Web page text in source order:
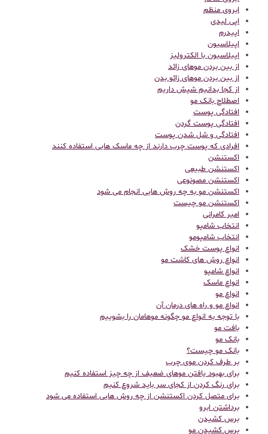
ابروی منظم
اپی لیدی
اپیدرم
اپیلاسیون
اپیلاسیون با الکترولیز
از بین بردن موهای زائد
از بین بردن موهای زائو بدن
از کجا بدانیم شپش داریم
اصطلاح بانک مو
افتادگی پوست
افتادگی پوست گردن
افتادگی و شل شدن پوست
افرادی که پوست چرب دارند از چه ماسک هایی استفاده کنند
اکستنشن
اکستنشن طبیعی
اکستنشن مصونوعی
اکستنشن مو به چه روش هایی انجام می شود
اکستنشن مو چیست
امیر کامرانی
انتخاب شامپو
انتخاب شامپومو
انواع پوست خشک
انواع روش های کاشت مو
انواع شامپو
انواع ماسک
انواع مو
انواع مو و راه های درمان آن
با توجه به انواع مو چگونه موهامان را بشوییم
بافت مو
بانک مو
بانک مو چیست؟
بر طرف کردن موی چرب
برای بهبود یافتن موهای ضعیف از چه چیز استفاده کنیم
برای رنگ کردن از کجای سر باید شروع کنیم
برای متصل کردن اکستنشن از چه روش هایی استفاده می شود
برداشتن ابرو
برس کشیدن
برس کشیدن مو